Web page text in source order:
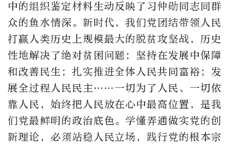
中的组织鉴定材料生动反映了习仲勋同志同群
众的鱼水情深。新时代，我们党团结带领人民
打赢人类历史上规模最大的脱贫攻坚战，历史
性地解决了绝对贫困问题；坚持在发展中保障
和改善民生；扎实推进全体人民共同富裕；发
展全过程人民民主……一切为了人民、一切依
靠人民，始终把人民放在心中最高位置，是我
们党最鲜明的政治底色。学懂弄通做实党的创
新理论，必须站稳人民立场，践行党的根本宗